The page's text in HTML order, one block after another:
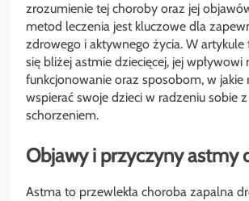
zrozumienie tej choroby oraz jej
metod leczenia jest kluczowe dla
zdrowego i aktywnego życia. W
się bliżej astmie dziecięcej, jej wpływowi
funkcjonowanie oraz sposobom, w jakie
wspierać swoje dzieci w radzeniu sobie
schorzeniem.
Objawy i przyczyny astmy
Astma to przewlekła choroba zapalna